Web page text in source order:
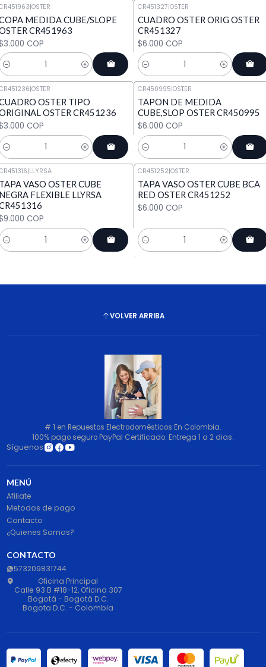
|OSTER
MEDIDA CUBE/SLOPE
CR451963
COP
CR451327|OSTER
CUADRO OSTER ORIG OSTER
CR451327
$6.000 COP
Cantidad
|OSTER
OSTER TIPO
OSTER CR451236
COP
CR450995|OSTER
TAPON DE MEDIDA
CUBE,SLOP OSTER CR450995
$6.000 COP
Cantidad
|LLYRSA
VASO OSTER CUBE
FLEXIBLE LLYRSA
COP
CR451252|OSTER
TAPA VASO OSTER CUBE BCA
RED OSTER CR451252
$6.000 COP
Cantidad
VOLVER ARRIBA
# 1 en Repuestos Electrodomésticos En Colombia.
100% pago seguro PayPal Certificado. Entrega 1 a 2 dias.
Síguenos
MENÚ
Afiliate
Metodos de pago
Contacto
¿Quienes Somos?
CONTACTO
573209831744
Oficina Principal
Calle 93 B #18-12, Oficina 307
Bogotá - Bogotá D.C.
Bogota D.C. - Colombia